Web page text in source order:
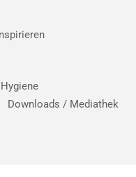
Hygiene
Downloads / Mediathek